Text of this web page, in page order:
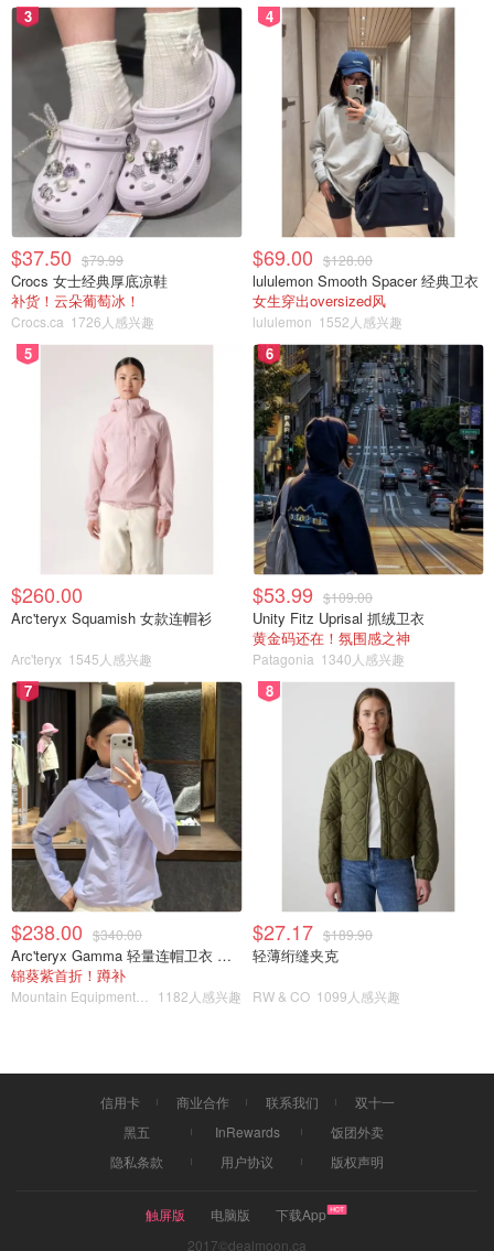
Missguided - Sand Bandage Thigh Slit Midi
Skirt
$55.00
Missguided US
Missguided - Yellow Floral Half Button Midi
Tea Dress
$49.00
Missguided US
Missguided - Blue Satin Drape Asymmetric
Strap Midi Dress
$55.00
Missguided US
购买
宽松拖地裤
想要改善比例，拖地裤也是必不可少的神器。大家不用担心
拖地设计会给整体穿搭带来累赘感，其实拖地的搭配原理和
高腰一个道理，就是在视觉上将下半身的色块面积拉长，遮
住脚面也相当显腿长。
拖地款式，尤其是宽松/直筒版本的拖地裤会带来上紧下松
的感觉，只需要配上修身的短T恤休闲感十足，还能很好地
拉长腿部线条。
再搭配一双厚底老爹鞋，不仅秒增高，走路逛街也比高跟鞋
轻松太多。完全就是拖地裤绝佳好搭档。
3
$37.50 $79.99
Crocs 女士经典厚底凉鞋
补货！云朵葡萄冰！
Crocs.ca 1726人感兴趣
4
$69.00 $128.00
lululemon Smooth Spacer 经典卫衣
女生穿出oversized风
lululemon 1552人感兴趣
5
$260.00
Arc'teryx Squamish 女款连帽衫
Arc'teryx 1545人感兴趣
6
$53.99 $109.00
Unity Fitz Uprisal 抓绒卫衣
黄金码还在！氛围感之神
Patagonia 1340人感兴趣
7
$238.00 $340.00
Arc'teryx Gamma 轻量连帽卫衣 女款
锦葵紫首折！蹲补
1182人感兴趣
8
$27.17 $189.90
轻薄绗缝夹克
RW & CO 1099人感兴趣
信用卡 商业合作 联系我们
双十一
黑五
InRewards
饭团外卖
隐私条款
用户协议 版权声明
触屏版 电脑版
下载App
2017©dealmoon.ca